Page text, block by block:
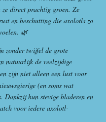
direct prachtig groen. Ze
en beschutting die axolotls zo
🌿
zonder twijfel de grote
natuurlijk de veelzijdige
zijn niet alleen een lust voor
(en soms wat
Dankzij hun stevige bladeren en
voor iedere axolotl-